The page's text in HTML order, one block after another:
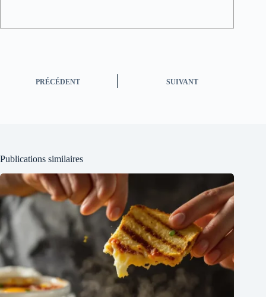
PRÉCÉDENT SUIVANT
Publications similaires